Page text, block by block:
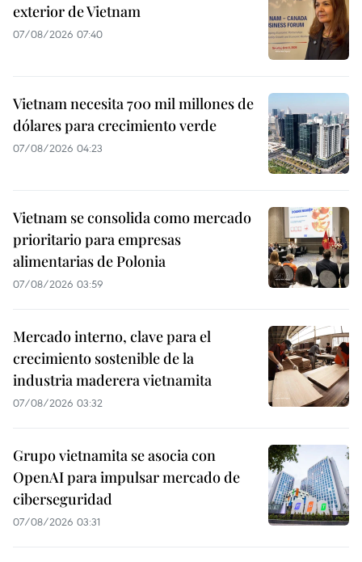
exterior de Vietnam
07/08/2026 07:40
Vietnam necesita 700 mil millones de
dólares para crecimiento verde
07/08/2026 04:23
Vietnam se consolida como mercado
prioritario para empresas
alimentarias de Polonia
07/08/2026 03:59
Mercado interno, clave para el
crecimiento sostenible de la
industria maderera vietnamita
07/08/2026 03:32
Grupo vietnamita se asocia con
OpenAI para impulsar mercado de
ciberseguridad
07/08/2026 03:31